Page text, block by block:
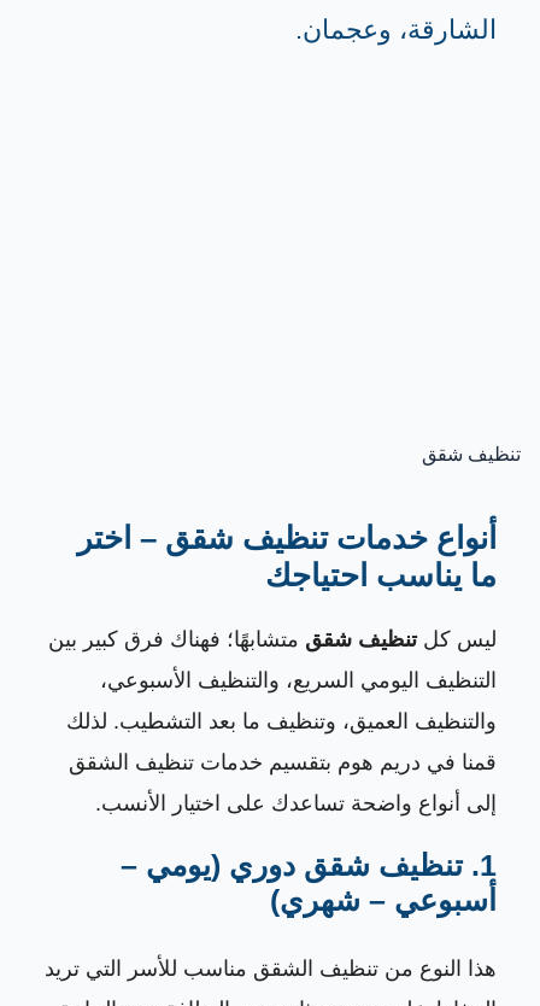
الشارقة، وعجمان.
تنظيف شقق
أنواع خدمات تنظيف شقق – اختر
ما يناسب احتياجك
ليس كلتنظيف شقق متشابهًا؛ فهناك فرق كبير بين
التنظيف اليومي السريع، والتنظيف الأسبوعي،
والتنظيف العميق، وتنظيف ما بعد التشطيب. لذلك
قمنا في دريم هوم بتقسيم خدمات تنظيف الشقق
إلى أنواع واضحة تساعدك على اختيار الأنسب.
1. تنظيف شقق دوري (يومي –
أسبوعي – شهري)
هذا النوع من تنظيف الشقق مناسب للأسر التي تريد